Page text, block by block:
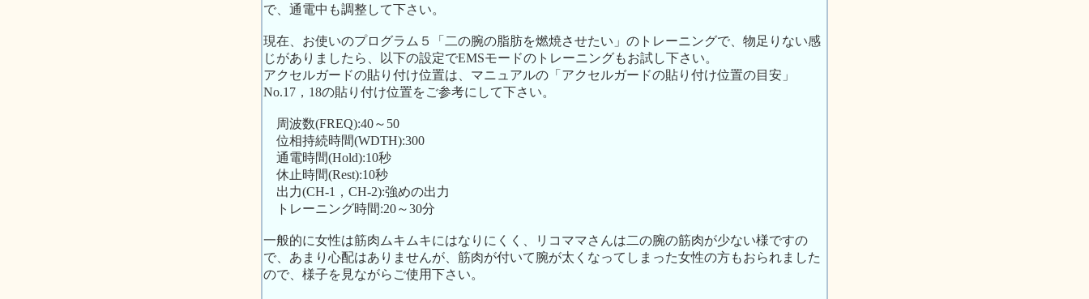
で、通電中も調整して下さい。
現在、お使いのプログラム５「二の腕の脂肪を燃焼させたい」のトレーニングで、物足りない感
じがありましたら、以下の設定でEMSモードのトレーニングもお試し下さい。
アクセルガードの貼り付け位置は、マニュアルの「アクセルガードの貼り付け位置の目安」
No.17，18の貼り付け位置をご参考にして下さい。
周波数(FREQ):40～50
位相持続時間(WDTH):300
通電時間(Hold):10秒
休止時間(Rest):10秒
出力(CH-1，CH-2):強めの出力
トレーニング時間:20～30分
一般的に女性は筋肉ムキムキにはなりにくく、リコママさんは二の腕の筋肉が少ない様ですの
で、あまり心配はありませんが、筋肉が付いて腕が太くなってしまった女性の方もおられました
ので、様子を見ながらご使用下さい。